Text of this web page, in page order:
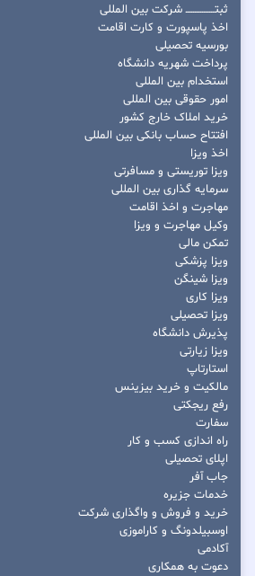
ثبتــــــــــــــــ شرکت بین المللی
اخذ پاسپورت و کارت اقامت
بورسیه تحصیلی
پرداخت شهریه دانشگاه
استخدام بین المللی
امور حقوقی بین المللی
خرید املاک خارج کشور
افتتاح حساب بانکی بین المللی
اخذ ویزا
ویزا توریستی و مسافرتی
سرمایه گذاری بین المللی
مهاجرت و اخذ اقامت
وکیل مهاجرت و ویزا
تمکن مالی
ویزا پزشکی
ویزا شینگن
ویزا کاری
ویزا تحصیلی
پذیرش دانشگاه
ویزا زیارتی
استارتاپ
مالکیت و خرید بیزینس
رفع ریجکتی
سفارت
راه اندازی کسب و کار
اپلای تحصیلی
جاب آفر
خدمات جزیره
خرید و فروش و واگذاری شرکت
اوسبیلدونگ و کاراموزی
آکادمی
دعوت به همکاری